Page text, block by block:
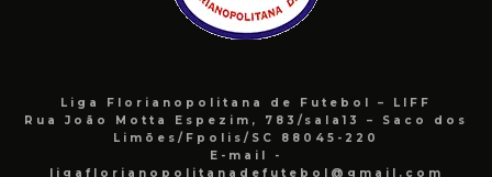
Liga Florianopolitana de Futebol – LIFF
Rua João Motta Espezim, 783/sala13 – Saco dos
Limões/Fpolis/SC 88045-220
E-mail -
ligaflorianopolitanadefutebol@gmail.com